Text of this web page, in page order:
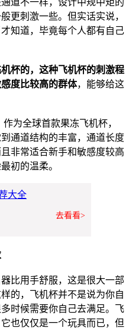
更刺激一些。但实话实说，
知道，毕竟每个人都有自己
杯的，这种飞机杯的刺激程
度比较高的群体，能够给这
为全球首款果冻飞机杯，
通道结构的丰富，通道长度
非常适合新手和敏感度较高
初的温柔。
大全
去看看>
比用手舒服，这是很大一部
的，飞机杯并不是说为你自
时候需要你自己去满足。飞
也仅仅是一个玩具而已，但